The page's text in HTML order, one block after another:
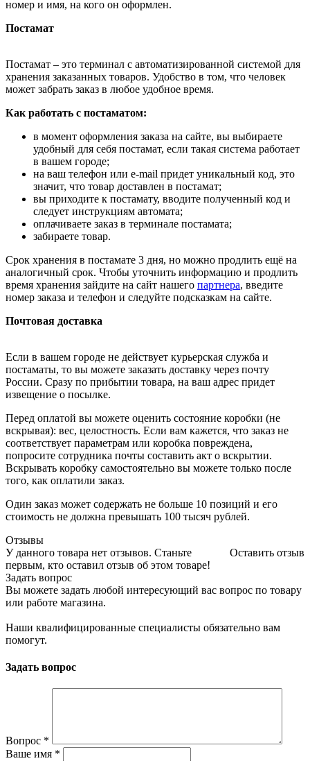
номер и имя, на кого он оформлен.
Постамат
Постамат – это терминал с автоматизированной системой для
хранения заказанных товаров. Удобство в том, что человек
может забрать заказ в любое удобное время.
Как работать с постаматом:
в момент оформления заказа на сайте, вы выбираете
удобный для себя постамат, если такая система работает
в вашем городе;
на ваш телефон или e-mail придет уникальный код, это
значит, что товар доставлен в постамат;
вы приходите к постамату, вводите полученный код и
следует инструкциям автомата;
оплачиваете заказ в терминале постамата;
забираете товар.
Срок хранения в постамате 3 дня, но можно продлить ещё на
аналогичный срок. Чтобы уточнить информацию и продлить
время хранения зайдите на сайт нашего партнера, введите
номер заказа и телефон и следуйте подсказкам на сайте.
Почтовая доставка
Если в вашем городе не действует курьерская служба и
постаматы, то вы можете заказать доставку через почту
России. Сразу по прибытии товара, на ваш адрес придет
извещение о посылке.
Перед оплатой вы можете оценить состояние коробки (не
вскрывая): вес, целостность. Если вам кажется, что заказ не
соответствует параметрам или коробка повреждена,
попросите сотрудника почты составить акт о вскрытии.
Вскрывать коробку самостоятельно вы можете только после
того, как оплатили заказ.
Один заказ может содержать не больше 10 позиций и его
стоимость не должна превышать 100 тысяч рублей.
Отзывы
Оставить отзыв
У данного товара нет отзывов. Станьте
первым, кто оставил отзыв об этом товаре!
Задать вопрос
Вы можете задать любой интересующий вас вопрос по товару
или работе магазина.
Наши квалифицированные специалисты обязательно вам
помогут.
Задать вопрос
Вопрос *
Ваше имя *